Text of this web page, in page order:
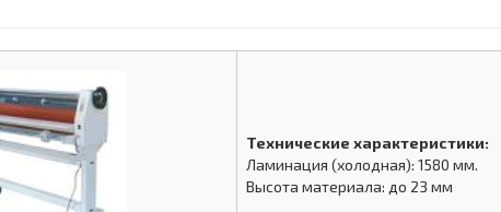
Технические характеристики:
Ламинация (холодная): 1580 мм.
Высота материала: до 23 мм